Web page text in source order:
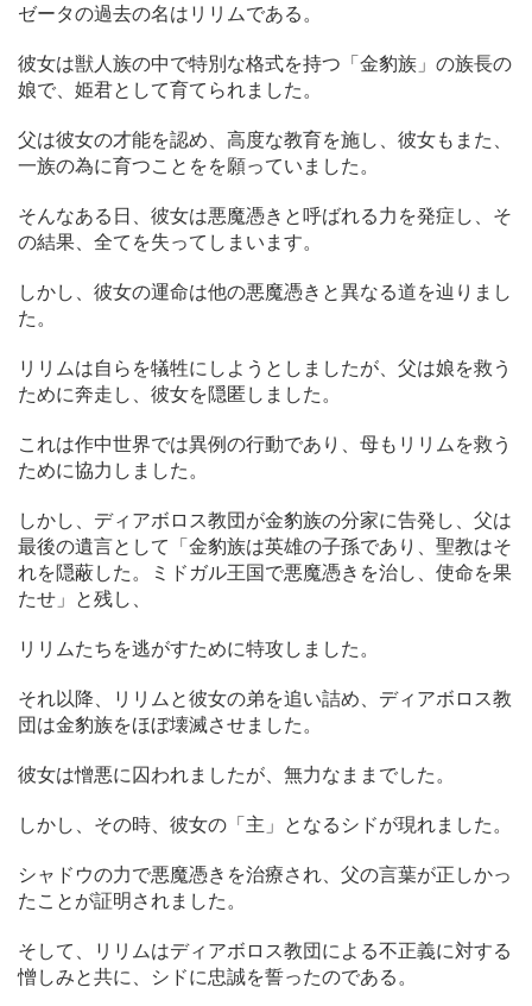
ゼータの過去の名はリリムである。
彼女は獣人族の中で特別な格式を持つ「金豹族」の族長の
娘で、姫君として育てられました。
父は彼女の才能を認め、高度な教育を施し、彼女もまた、
一族の為に育つことをを願っていました。
そんなある日、彼女は悪魔憑きと呼ばれる力を発症し、そ
の結果、全てを失ってしまいます。
しかし、彼女の運命は他の悪魔憑きと異なる道を辿りまし
た。
リリムは自らを犠牲にしようとしましたが、父は娘を救う
ために奔走し、彼女を隠匿しました。
これは作中世界では異例の行動であり、母もリリムを救う
ために協力しました。
しかし、ディアボロス教団が金豹族の分家に告発し、父は
最後の遺言として「金豹族は英雄の子孫であり、聖教はそ
れを隠蔽した。ミドガル王国で悪魔憑きを治し、使命を果
たせ」と残し、
リリムたちを逃がすために特攻しました。
それ以降、リリムと彼女の弟を追い詰め、ディアボロス教
団は金豹族をほぼ壊滅させました。
彼女は憎悪に囚われましたが、無力なままでした。
しかし、その時、彼女の「主」となるシドが現れました。
シャドウの力で悪魔憑きを治療され、父の言葉が正しかっ
たことが証明されました。
そして、リリムはディアボロス教団による不正義に対する
憎しみと共に、シドに忠誠を誓ったのである。